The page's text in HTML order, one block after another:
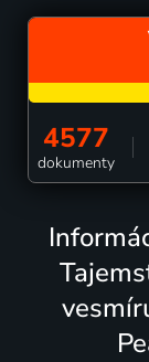
4577
dokumenty